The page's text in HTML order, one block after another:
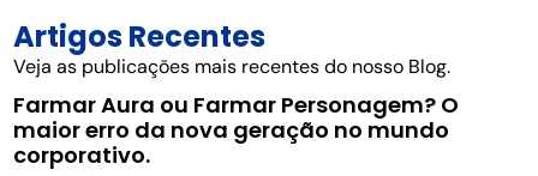
Artigos Recentes
Veja as publicações mais recentes do nosso Blog.
Farmar Aura ou Farmar Personagem? O
maior erro da nova geração no mundo
corporativo.